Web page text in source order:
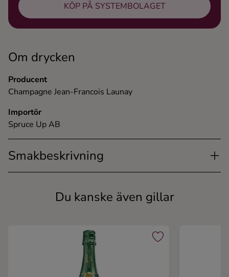
Om drycken
Producent
Champagne Jean-Francois Launay
Importör
Spruce Up AB
Smakbeskrivning
KÖP PÅ SYSTEMBOLAGET
Du kanske även gillar